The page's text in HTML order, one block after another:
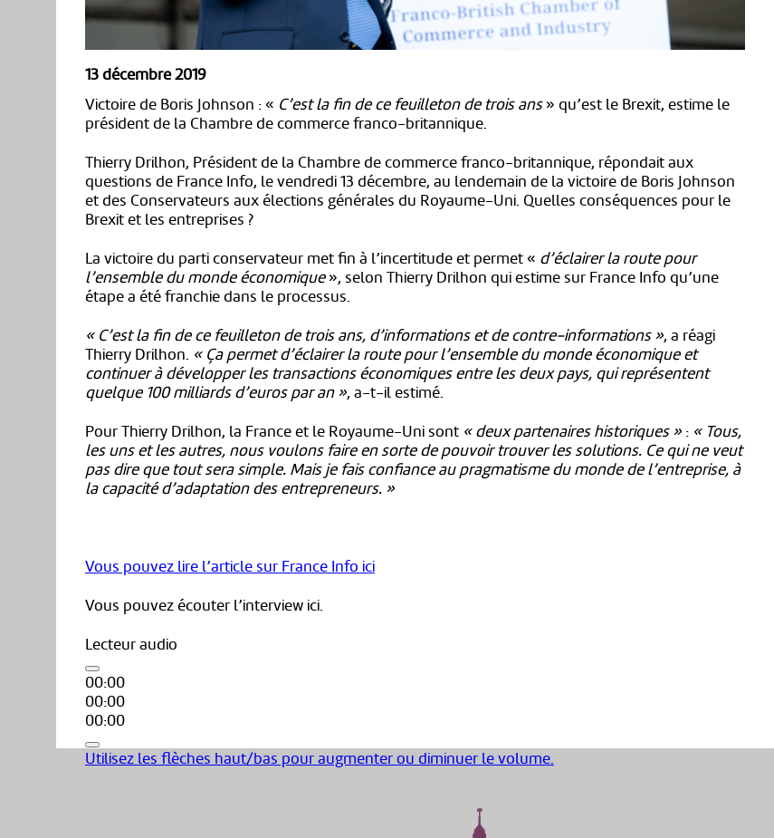
13 décembre 2019
Victoire de Boris Johnson : « C’est la fin de ce feuilleton de trois ans» qu’est le Brexit, estime le
président de la Chambre de commerce franco-britannique.
Thierry Drilhon, Président de la Chambre de commerce franco-britannique, répondait aux
questions de France Info, le vendredi 13 décembre, au lendemain de la victoire de Boris Johnson
et des Conservateurs aux élections générales du Royaume-Uni. Quelles conséquences pour le
Brexit et les entreprises ?
La victoire du parti conservateur met fin à l’incertitude et permet « d’éclairer la route pour
l’ensemble du monde économique», selon Thierry Drilhon qui estime sur France Info qu’une
étape a été franchie dans le processus.
« C’est la fin de ce feuilleton de trois ans, d’informations et de contre-informations », a réagi
Thierry Drilhon. « Ça permet d’éclairer la route pour l’ensemble du monde économique et
continuer à développer les transactions économiques entre les deux pays, qui représentent
quelque 100 milliards d’euros par an », a-t-il estimé.
Pour Thierry Drilhon, la France et le Royaume-Uni sont « deux partenaires historiques »: « Tous,
les uns et les autres, nous voulons faire en sorte de pouvoir trouver les solutions. Ce qui ne veut
pas dire que tout sera simple. Mais je fais confiance au pragmatisme du monde de l’entreprise, à
la capacité d’adaptation des entrepreneurs. »
Vous pouvez lire l’article sur France Info ici
Vous pouvez écouter l’interview ici.
Lecteur audio
00:00
00:00
00:00
Utilisez les flèches haut/bas pour augmenter ou diminuer le volume.